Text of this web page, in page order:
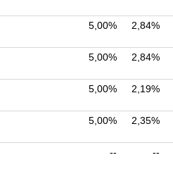
5,00% 2,84%
5,00% 2,84%
5,00% 2,19%
5,00% 2,35%
-- --